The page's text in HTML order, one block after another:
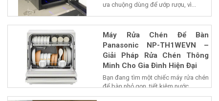
ưa chuộng dùng để ướp rượu, vì...
Máy Rửa Chén Để Bàn
Panasonic NP-TH1WEVN –
Giải Pháp Rửa Chén Thông
Minh Cho Gia Đình Hiện Đại
Bạn đang tìm một chiếc máy rửa chén
để bàn nhỏ gọn, tiết kiệm nước...